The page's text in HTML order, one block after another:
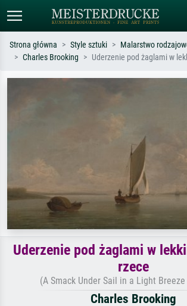
Strona główna Style sztuki
Malarstwo
Charles Brooking
Uderzenie pod żaglami w
Uderzenie pod żaglami w
rzece
(A Smack Under Sail in a Light
Charles Brooking